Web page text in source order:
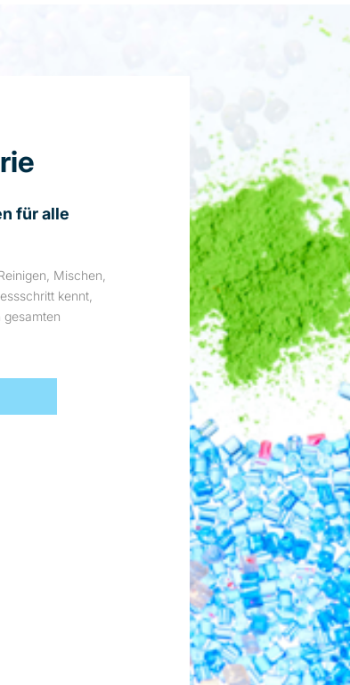
für alle
Mischen,
kennt,
gesamten